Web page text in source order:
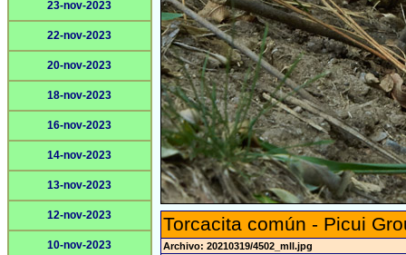
23-nov-2023
22-nov-2023
20-nov-2023
18-nov-2023
16-nov-2023
14-nov-2023
13-nov-2023
12-nov-2023
10-nov-2023
Torcacita común - Picui
Archivo: 20210319/4502_mll.jpg